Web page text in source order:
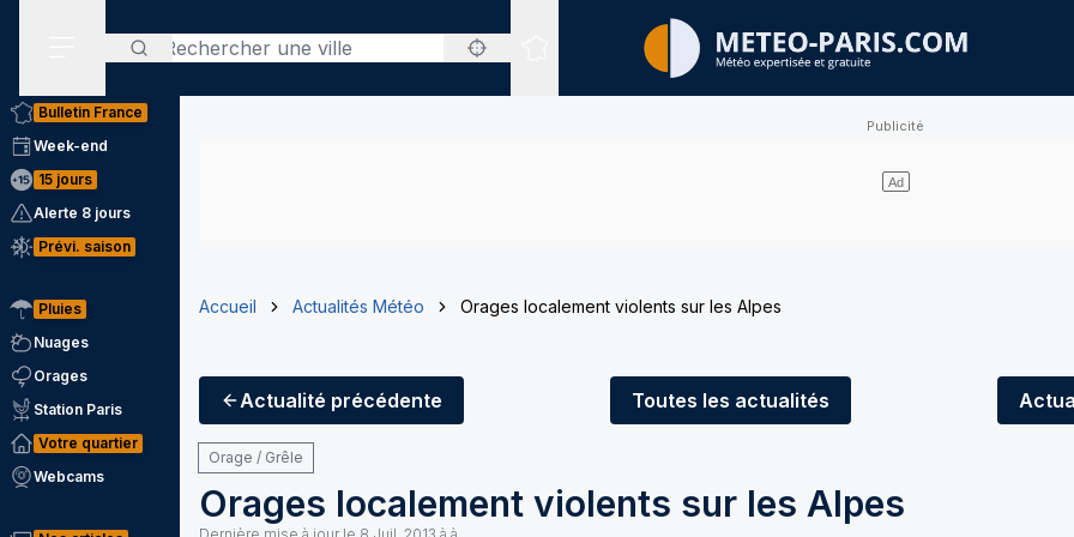
Rechercher
Sites expertisés
Bulletin France
Week-end
15 jours
Alerte 8 jours
Prévi. saison
Pluies
Nuages
Orages
Station Paris
Votre quartier
Webcams
Accueil Actualités Météo Orages localement violents sur les Alpes
Actualité précédente Toutes les actualités
Orage / Grêle
Orages localement violents sur les Alpes